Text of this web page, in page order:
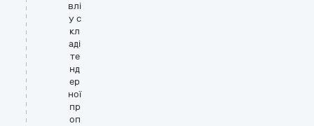
влі
у с
кл
аді
те
нд
ер
ної
пр
оп